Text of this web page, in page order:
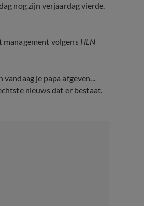
nog zijn verjaardag vierde.
volgens HLN
je papa afgeven...
nieuws dat er bestaat.